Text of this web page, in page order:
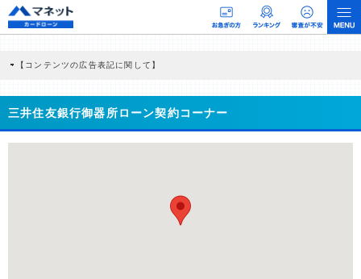
【コンテンツの広告表記に関して】
商品を根拠なくPRするものではなく、当編集部の調査／ユーザーへの口コミ収集な
どに基づき、公平性を担保した情報提供を行っています。
>提携企業一覧
三井住友銀行御器所ローン契約コーナー